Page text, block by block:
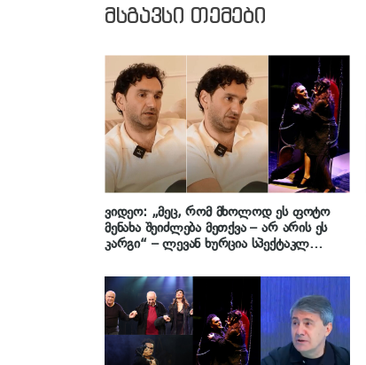
მსგავსი თემები
ვიდეო: „მეც, რომ მხოლოდ ეს ფოტო
მენახა შეიძლება მეთქვა – არ არის ეს
კარგი“ – ლევან ხურცია სპექტაკლ